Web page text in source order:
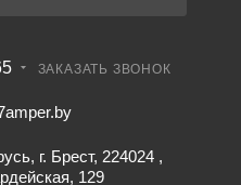
ЗАКАЗАТЬ ЗВОНОК
г. Брест, 224024 ,
129